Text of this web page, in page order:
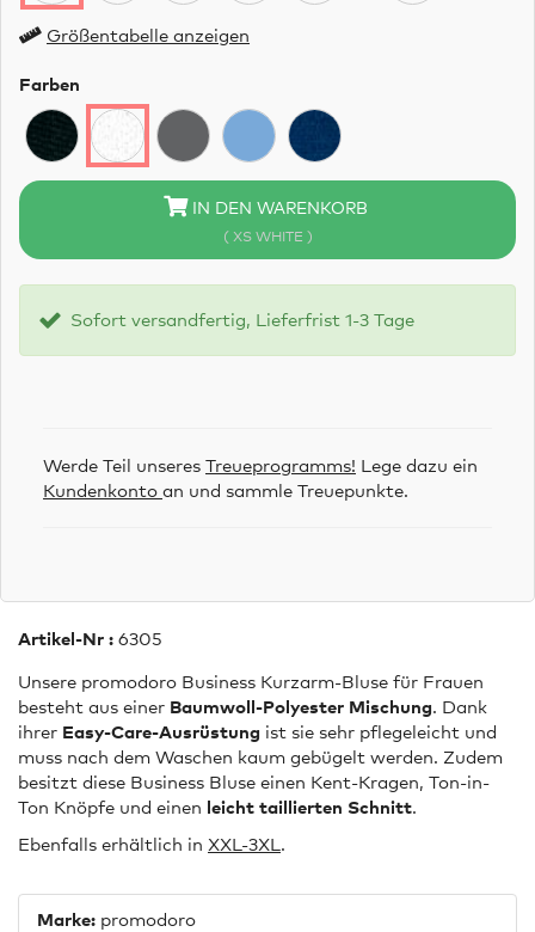
Größentabelle anzeigen
Farben
IN DEN WARENKORB
( XS WHITE )
Sofort versandfertig, Lieferfrist 1-3 Tage
Werde Teil unseres Treueprogramms! Lege dazu ein
Kundenkonto an und sammle Treuepunkte.
Artikel-Nr : 6305
Unsere promodoro Business Kurzarm-Bluse für Frauen
besteht aus einer Baumwoll-Polyester Mischung. Dank
ihrer Easy-Care-Ausrüstung ist sie sehr pflegeleicht und
muss nach dem Waschen kaum gebügelt werden. Zudem
besitzt diese Business Bluse einen Kent-Kragen, Ton-in-
Ton Knöpfe und einen leicht taillierten Schnitt.
Ebenfalls erhältlich in XXL-3XL .
Marke: promodoro